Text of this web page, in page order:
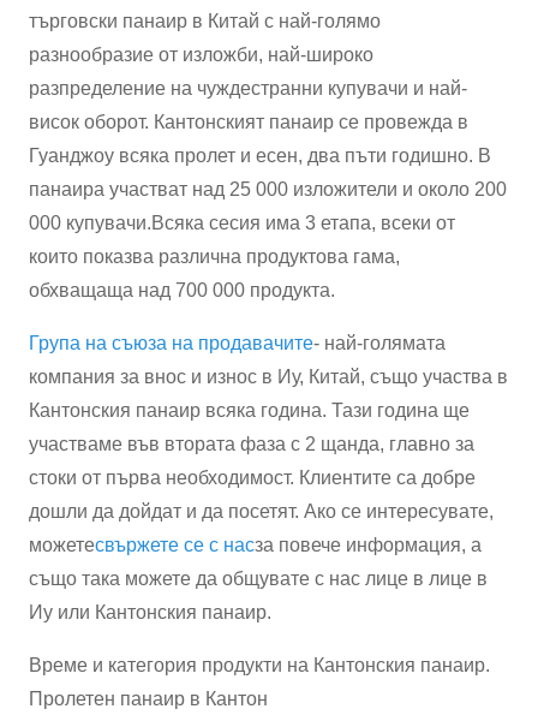
търговски панаир в Китай с най-голямо
разнообразие от изложби, най-широко
разпределение на чуждестранни купувачи и най-
висок оборот. Кантонският панаир се провежда в
Гуанджоу всяка пролет и есен, два пъти годишно. В
панаира участват над 25 000 изложители и около 200
000 купувачи.Всяка сесия има 3 етапа, всеки от
които показва различна продуктова гама,
обхващаща над 700 000 продукта.
Група на съюза на продавачите- най-голямата
компания за внос и износ в Иу, Китай, също участва в
Кантонския панаир всяка година. Тази година ще
участваме във втората фаза с 2 щанда, главно за
стоки от първа необходимост. Клиентите са добре
дошли да дойдат и да посетят. Ако се интересувате,
можетесвържете се с насза повече информация, а
също така можете да общувате с нас лице в лице в
Иу или Кантонския панаир.
Време и категория продукти на Кантонския панаир.
Пролетен панаир в Кантон